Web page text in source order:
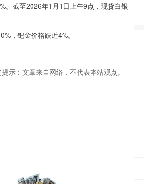
。截至2026年1月1日上午9点，现货白银
，钯金价格跌近4%。
示：文章来自网络，不代表本站观点。